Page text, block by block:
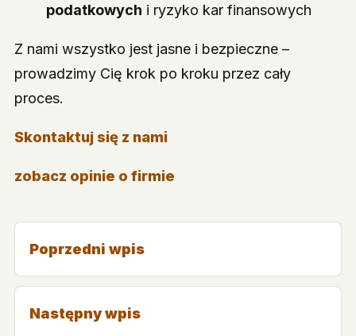
podatkowych i ryzyko kar finansowych
Z nami wszystko jest jasne i bezpieczne –
prowadzimy Cię krok po kroku przez cały
proces.
Skontaktuj się z nami
zobacz opinie o firmie
Poprzedni wpis
Następny wpis